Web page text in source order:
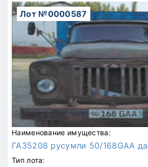
Лот №0000587
Наименование имущества:
ГАЗ5208 русумли 50/168GAA
Тип лота: